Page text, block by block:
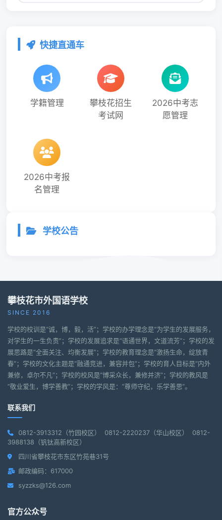
快捷直通车
学籍管理
攀枝花招生
考试网
2026中考志
愿管理
2026中考报
名管理
学校公告
攀枝花市外国语学校
SINCE 2016
学校的校训是“诚，博，毅，活”；学校的办学理念是“为学生的发展服务，
对学生的一生负责”；学校的发展追求是“语通世界，文道流芳”；学校的发
展思路是“全面关注、均衡发展”；学校的教育理念是“激扬生命，绽放青
春”；学校的文化主题是“融通竞进，兼容并包”；学校的育人目标是“内外
兼修，卓尔不凡”；学校的校风是“博采众长，兼修并济”；学校的教风是
“敬业爱生，博学善教”；学校的学风是：“尊师守纪，乐学善思”。
联系我们
0812-3913312（竹园校区） 0812-2220237（华山校区） 0812-
3988138（钒钛高新校区）
四川省攀枝花市东区竹苑巷31号
邮政编码：617000
syzzks@126.com
官方公众号